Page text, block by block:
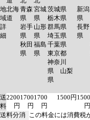
地
域
詳
細
北海
道
青森
県
岩手
県
秋田
県
宮城
県
山形
県
福島
県
茨城県
栃木県
群馬県
埼玉県
千葉県
東京都
神奈川
県 山梨
県
新潟
県
長野
県
送
料
2200
円
1700
円
1700
円
1500円 1500
円
送料分消 この料金には消費税